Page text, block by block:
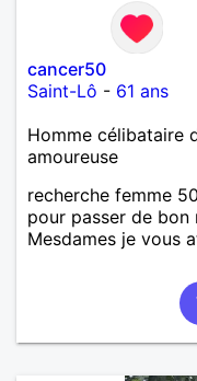
cancer50
Saint-Lô - 61 ans
Homme célibataire
amoureuse
recherche femme
pour passer de bon
Mesdames je vous